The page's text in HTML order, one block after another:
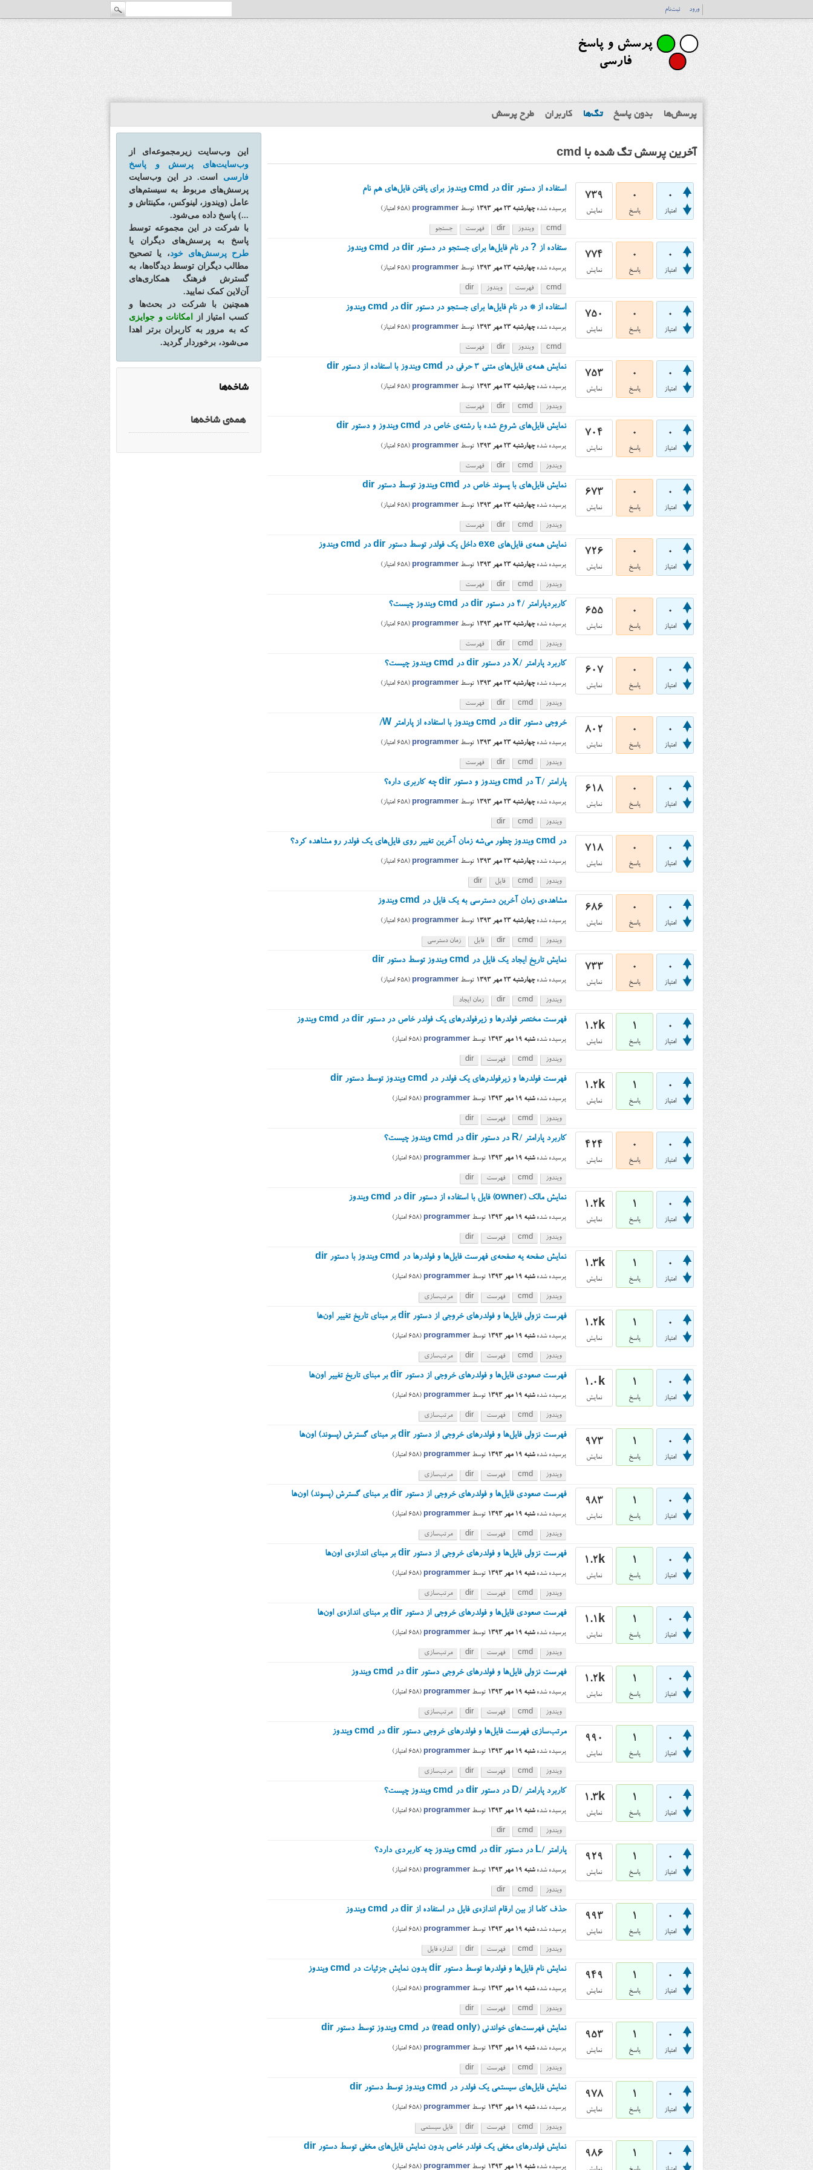
ورود ثبت‌نام
پرسش‌ها بدون پاسخ تگ‌ها کاربران طرح پرسش
این وب‌سایت زیرمجموعه‌ای از
وب‌سایت‌های پرسش و پاسخ
فارسی است. در این وب‌سایت
پرسش‌های مربوط به سیستم‌های
عامل (ویندوز، لینوکس، مکینتاش و
...) پاسخ داده می‌شود.
با شرکت در این مجموعه توسط
پاسخ به پرسش‌های دیگران یا
طرح پرسش‌های خود، یا تصحیح
مطالب دیگران توسط دیدگاه‌ها، به
گسترش فرهنگ همکاری‌های
آن‌لاین کمک نمایید.
همچنین با شرکت در بحث‌ها و
کسب امتیاز از
امکانات و جوایزی
که به مرور به کاربران برتر اهدا
می‌شود، برخوردار گردید.
شاخه‌ها
همه‌ی شاخه‌ها
آخرین پرسش تگ شده با cmd
0
امتیاز
0
پاسخ
739
نمایش
استفاده از دستور dir در cmd ویندوز برای یافتن فایل‌های هم نام
پرسیده شده چهارشنبه ۲۳ مهر ۱۳۹۳ توسط programmer
(
658 امتیاز)
cmd ویندوز dir فهرست جستجو
0
امتیاز
0
پاسخ
774
نمایش
ستفاده از ? در نام فایل‌ها برای جستجو در دستور dir در cmd ویندوز
پرسیده شده چهارشنبه ۲۳ مهر ۱۳۹۳ توسط programmer
(
658 امتیاز)
cmd فهرست ویندوز dir
0
امتیاز
0
پاسخ
750
نمایش
استفاده از * در نام فایل‌ها برای جستجو در دستور dir در cmd ویندوز
پرسیده شده چهارشنبه ۲۳ مهر ۱۳۹۳ توسط programmer
(
658 امتیاز)
cmd ویندوز dir فهرست
0
امتیاز
0
پاسخ
753
نمایش
نمایش همه‌ی فایل‌های متنی 3 حرفی در cmd ویندوز با استفاده از دستور dir
پرسیده شده چهارشنبه ۲۳ مهر ۱۳۹۳ توسط programmer
(
658 امتیاز)
ویندوز cmd
dir فهرست
0
امتیاز
0
پاسخ
704
نمایش
نمایش فایل‌های شروع شده با رشته‌ی خاص در cmd ویندوز و دستور dir
پرسیده شده چهارشنبه ۲۳ مهر ۱۳۹۳ توسط programmer
(
658 امتیاز)
ویندوز cmd
dir فهرست
0
امتیاز
0
پاسخ
673
نمایش
نمایش فایل‌های با پسوند خاص در cmd ویندوز توسط دستور dir
پرسیده شده چهارشنبه ۲۳ مهر ۱۳۹۳ توسط programmer
(
658 امتیاز)
ویندوز cmd
dir فهرست
0
امتیاز
0
پاسخ
726
نمایش
نمایش همه‌ی فایل‌های exe داخل یک فولدر توسط دستور dir در cmd ویندوز
پرسیده شده چهارشنبه ۲۳ مهر ۱۳۹۳ توسط programmer
(
658 امتیاز)
ویندوز cmd
dir فهرست
0
امتیاز
0
پاسخ
655
نمایش
کاربردپارامتر /4 در دستور dir در cmd ویندوز چیست؟
پرسیده شده چهارشنبه ۲۳ مهر ۱۳۹۳ توسط programmer
(
658 امتیاز)
ویندوز cmd
dir فهرست
0
امتیاز
0
پاسخ
607
نمایش
کاربرد پارامتر /X در دستور dir در cmd ویندوز چیست؟
پرسیده شده چهارشنبه ۲۳ مهر ۱۳۹۳ توسط programmer
(
658 امتیاز)
ویندوز cmd
dir فهرست
0
امتیاز
0
پاسخ
802
نمایش
خروجی دستور dir در cmd ویندوز با استفاده از پارامتر W/
پرسیده شده چهارشنبه ۲۳ مهر ۱۳۹۳ توسط programmer
(
658 امتیاز)
ویندوز cmd
dir فهرست
0
امتیاز
0
پاسخ
618
نمایش
پارامتر /T در cmd ویندوز و دستور dir چه کاربری داره؟
پرسیده شده چهارشنبه ۲۳ مهر ۱۳۹۳ توسط programmer
(
658 امتیاز)
ویندوز cmd
dir
0
امتیاز
0
پاسخ
718
نمایش
در cmd ویندوز چطور می‌شه زمان آخرین تغییر روی فایل‌های یک فولدر رو مشاهده کرد؟
پرسیده شده چهارشنبه ۲۳ مهر ۱۳۹۳ توسط programmer
(
658 امتیاز)
ویندوز cmd فایل dir
0
امتیاز
0
پاسخ
686
نمایش
مشاهده‌ی زمان آخرین دسترسی به یک فایل در cmd ویندوز
پرسیده شده چهارشنبه ۲۳ مهر ۱۳۹۳ توسط programmer
(
658 امتیاز)
ویندوز cmd
dir فایل زمان دسترسی
0
امتیاز
0
پاسخ
733
نمایش
نمایش تاریخ ایجاد یک فایل در cmd ویندوز توسط دستور dir
پرسیده شده چهارشنبه ۲۳ مهر ۱۳۹۳ توسط programmer
(
658 امتیاز)
ویندوز cmd
dir زمان ایجاد
0
امتیاز
1
پاسخ
1.2k
نمایش
فهرست مختصر فولدرها و زیرفولدرهای یک فولدر خاص در دستور dir در cmd ویندوز
پرسیده شده شنبه ۱۹ مهر ۱۳۹۳ توسط programmer
(
658 امتیاز)
ویندوز cmd فهرست dir
0
امتیاز
1
پاسخ
1.2k
نمایش
فهرست فولدرها و زیرفولدرهای یک فولدر در cmd ویندوز توسط دستور dir
پرسیده شده شنبه ۱۹ مهر ۱۳۹۳ توسط programmer
(
658 امتیاز)
ویندوز cmd فهرست dir
0
امتیاز
0
پاسخ
424
نمایش
کاربرد پارامتر /R در دستور dir در cmd ویندوز چیست؟
پرسیده شده شنبه ۱۹ مهر ۱۳۹۳ توسط programmer
(
658 امتیاز)
ویندوز cmd فهرست dir
0
امتیاز
1
پاسخ
1.2k
نمایش
نمایش مالک (owner) فایل با استفاده از دستور dir در cmd ویندوز
پرسیده شده شنبه ۱۹ مهر ۱۳۹۳ توسط programmer
(
658 امتیاز)
ویندوز cmd فهرست dir
0
امتیاز
1
پاسخ
1.3k
نمایش
نمایش صفحه یه صفحه‌ی فهرست فایل‌ها و فولدرها در cmd ویندوز با دستور dir
پرسیده شده شنبه ۱۹ مهر ۱۳۹۳ توسط programmer
(
658 امتیاز)
ویندوز cmd فهرست dir مرتب‌سازی
0
امتیاز
1
پاسخ
1.2k
نمایش
فهرست نزولی فایل‌ها و فولدرهای خروجی از دستور dir بر مبنای تاریخ تغییر اون‌ها
پرسیده شده شنبه ۱۹ مهر ۱۳۹۳ توسط programmer
(
658 امتیاز)
ویندوز cmd فهرست dir مرتب‌سازی
0
امتیاز
1
پاسخ
1.0k
نمایش
فهرست صعودی فایل‌ها و فولدرهای خروجی از دستور dir بر مبنای تاریخ تغییر اون‌ها
پرسیده شده شنبه ۱۹ مهر ۱۳۹۳ توسط programmer
(
658 امتیاز)
ویندوز cmd فهرست dir مرتب‌سازی
0
امتیاز
1
پاسخ
973
نمایش
فهرست نزولی فایل‌ها و فولدرهای خروجی از دستور dir بر مبنای گسترش (پسوند) اون‌ها
پرسیده شده شنبه ۱۹ مهر ۱۳۹۳ توسط programmer
(
658 امتیاز)
ویندوز cmd فهرست dir مرتب‌سازی
0
امتیاز
1
پاسخ
983
نمایش
فهرست صعودی فایل‌ها و فولدرهای خروجی از دستور dir بر مبنای گسترش (پسوند) اون‌ها
پرسیده شده شنبه ۱۹ مهر ۱۳۹۳ توسط programmer
(
658 امتیاز)
ویندوز cmd فهرست dir مرتب‌سازی
0
امتیاز
1
پاسخ
1.2k
نمایش
فهرست نزولی فایل‌ها و فولدرهای خروجی از دستور dir بر مبنای اندازه‌ی اون‌ها
پرسیده شده شنبه ۱۹ مهر ۱۳۹۳ توسط programmer
(
658 امتیاز)
ویندوز cmd فهرست dir مرتب‌سازی
0
امتیاز
1
پاسخ
1.1k
نمایش
فهرست صعودی فایل‌ها و فولدرهای خروجی از دستور dir بر مبنای اندازه‌ی اون‌ها
پرسیده شده شنبه ۱۹ مهر ۱۳۹۳ توسط programmer
(
658 امتیاز)
ویندوز cmd فهرست dir مرتب‌سازی
0
امتیاز
1
پاسخ
1.2k
نمایش
فهرست نزولی فایل‌ها و فولدرهای خروجی دستور dir در cmd ویندوز
پرسیده شده شنبه ۱۹ مهر ۱۳۹۳ توسط programmer
(
658 امتیاز)
ویندوز cmd فهرست dir مرتب‌سازی
0
امتیاز
1
پاسخ
990
نمایش
مرتب‌سازی فهرست فایل‌ها و فولدرهای خروجی دستور dir در cmd ویندوز
پرسیده شده شنبه ۱۹ مهر ۱۳۹۳ توسط programmer
(
658 امتیاز)
ویندوز cmd فهرست dir مرتب‌سازی
0
امتیاز
1
پاسخ
1.3k
نمایش
کاربرد پارامتر /D در دستور dir در cmd ویندوز چیست؟
پرسیده شده شنبه ۱۹ مهر ۱۳۹۳ توسط programmer
(
658 امتیاز)
ویندوز cmd
dir
0
امتیاز
1
پاسخ
929
نمایش
پارامتر /L در دستور dir در cmd ویندوز چه کاربردی دارد؟
پرسیده شده شنبه ۱۹ مهر ۱۳۹۳ توسط programmer
(
658 امتیاز)
ویندوز cmd
dir
0
امتیاز
1
پاسخ
993
نمایش
حذف کاما از بین ارقام اندازه‌ی فایل در استفاده از dir در cmd ویندوز
پرسیده شده شنبه ۱۹ مهر ۱۳۹۳ توسط programmer
(
658 امتیاز)
ویندوز cmd فهرست dir اندازه فایل
0
امتیاز
1
پاسخ
949
نمایش
نمایش نام فایل‌ها و فولدرها توسط دستور dir بدون نمایش جزئیات در cmd ویندوز
پرسیده شده شنبه ۱۹ مهر ۱۳۹۳ توسط programmer
(
658 امتیاز)
ویندوز cmd فهرست dir
0
امتیاز
1
پاسخ
953
نمایش
نمایش فهرست‌های خواندنی (read only) در cmd ویندوز توسط دستور dir
پرسیده شده شنبه ۱۹ مهر ۱۳۹۳ توسط programmer
(
658 امتیاز)
ویندوز cmd فهرست dir
0
امتیاز
1
پاسخ
978
نمایش
نمایش فایل‌های سیستمی یک فولدر در cmd ویندوز توسط دستور dir
پرسیده شده شنبه ۱۹ مهر ۱۳۹۳ توسط programmer
(
658 امتیاز)
ویندوز cmd فهرست dir فایل سیستمی
0
1
986
نمایش فولدرهای مخفی یک فولدر خاص بدون نمایش فایل‌های مخفی توسط دستور dir
پرسیده شده شنبه ۱۹ مهر ۱۳۹۳ توسط programmer
(
658 امتیاز)